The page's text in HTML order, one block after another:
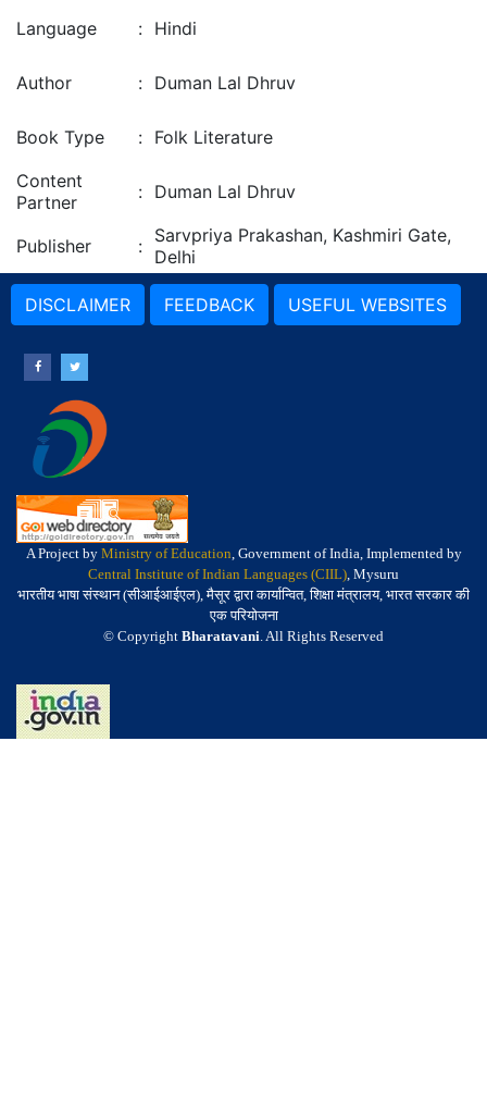
Language : Hindi
Author : Duman Lal Dhruv
Book Type : Folk Literature
Content
Partner
: Duman Lal Dhruv
Publisher : Sarvpriya Prakashan, Kashmiri Gate,
Delhi
DISCLAIMER FEEDBACK USEFUL WEBSITES
A Project by Ministry of Education, Government of India, Implemented by
Central Institute of Indian Languages (CIIL), Mysuru
भारतीय भाषा संस्थान (सीआईआईएल), मैसूर द्वारा कार्यान्वित, शिक्षा मंत्रालय, भारत सरकार की
एक परियोजना
© Copyright Bharatavani. All Rights Reserved